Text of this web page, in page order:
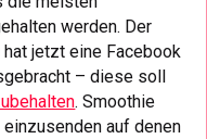
werden. Der
jetzt eine Facebook
– diese soll
. Smoothie
auf denen